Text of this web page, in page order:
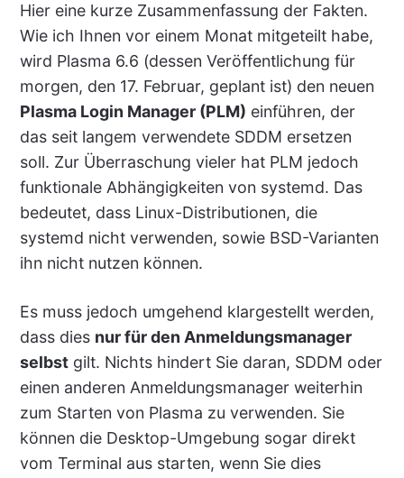
Hier eine kurze Zusammenfassung der Fakten.
Wie ich Ihnen vor einem Monat mitgeteilt habe,
wird Plasma 6.6 (dessen Veröffentlichung für
morgen, den 17. Februar, geplant ist) den neuen
Plasma Login Manager (PLM) einführen, der
das seit langem verwendete SDDM ersetzen
soll. Zur Überraschung vieler hat PLM jedoch
funktionale Abhängigkeiten von systemd. Das
bedeutet, dass Linux-Distributionen, die
systemd nicht verwenden, sowie BSD-Varianten
ihn nicht nutzen können.
Es muss jedoch umgehend klargestellt werden,
dass dies nur für den Anmeldungsmanager
selbstgilt. Nichts hindert Sie daran, SDDM oder
einen anderen Anmeldungsmanager weiterhin
zum Starten von Plasma zu verwenden. Sie
können die Desktop-Umgebung sogar direkt
vom Terminal aus starten, wenn Sie dies